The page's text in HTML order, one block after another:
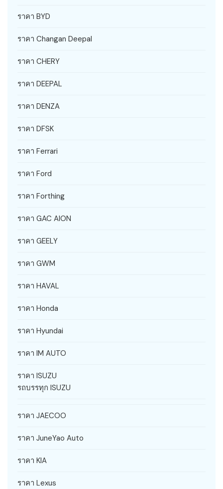
ราคา BYD
ราคา Changan Deepal
ราคา CHERY
ราคา DEEPAL
ราคา DENZA
ราคา DFSK
ราคา Ferrari
ราคา Ford
ราคา Forthing
ราคา GAC AION
ราคา GEELY
ราคา GWM
ราคา HAVAL
ราคา Honda
ราคา Hyundai
ราคา IM AUTO
ราคา ISUZU
รถบรรทุก ISUZU
ราคา JAECOO
ราคา JuneYao Auto
ราคา KIA
ราคา Lexus